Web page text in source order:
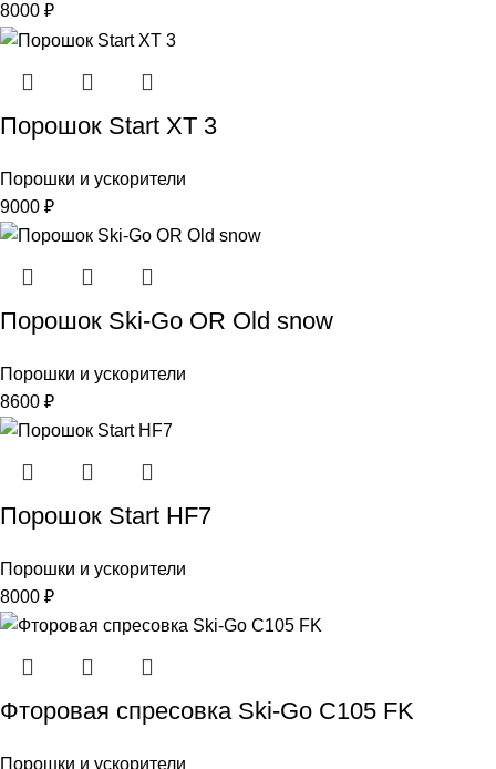
8000 ₽
Порошок Start XT 3
Порошки и ускорители
9000 ₽
Порошок Ski-Go OR Old snow
Порошки и ускорители
8600 ₽
Порошок Start HF7
Порошки и ускорители
8000 ₽
Фторовая спресовка Ski-Go С105 FK
Порошки и ускорители